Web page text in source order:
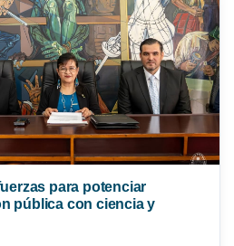
para potenciar
pública con ciencia y